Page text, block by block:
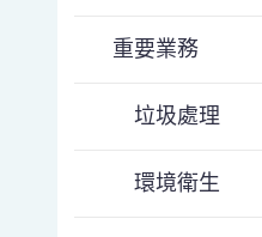
重要業務
垃圾處理
環境衛生